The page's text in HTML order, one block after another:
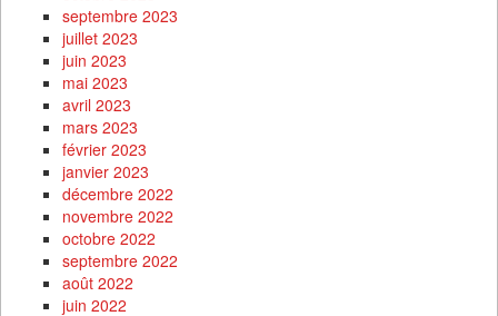
septembre 2023
juillet 2023
juin 2023
mai 2023
avril 2023
mars 2023
février 2023
janvier 2023
décembre 2022
novembre 2022
octobre 2022
septembre 2022
août 2022
juin 2022